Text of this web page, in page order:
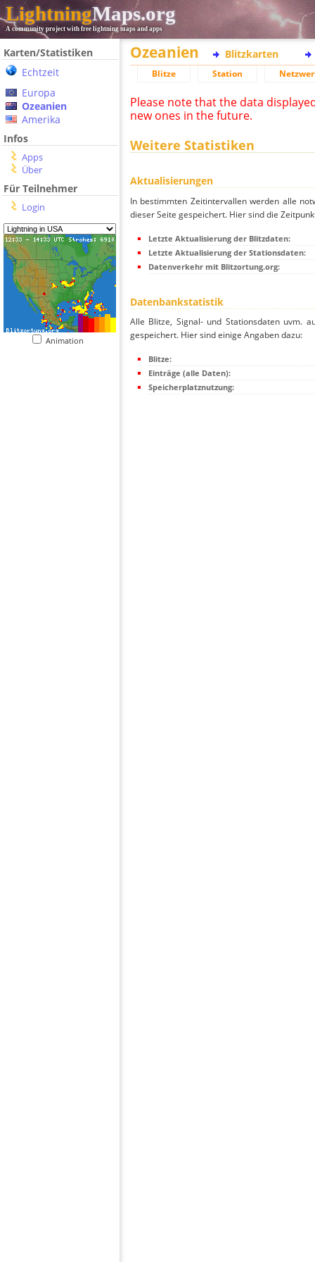
LightningMaps.org
A community project with free lightning maps and apps
Karten/Statistiken
Echtzeit
Europa
Ozeanien
Amerika
Infos
Apps
Über
Für Teilnehmer
Login
Animation
Ozeanien Blitzkarten
Blitze Station
Please note that the data
new ones in the future.
Weitere Statistiken
Aktualisierungen
In bestimmten Zeitintervallen werden alle
dieser Seite gespeichert. Hier sind die
Letzte Aktualisierung der Blitzdaten:
Letzte Aktualisierung der Stationsdaten:
Datenverkehr mit Blitzortung.org:
Datenbankstatistik
Alle Blitze, Signal- und Stationsdaten uvm.
gespeichert. Hier sind einige Angaben dazu:
Blitze:
Einträge (alle Daten):
Speicherplatznutzung: